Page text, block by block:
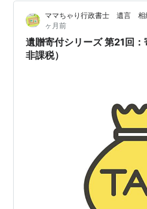
が重視される場面も少なくあり
な観点からは、あまりに少額の
負担とのバランスを考慮する必
す。そのため、無理のない範
ママちゃり行政書士 遺言 相
ヶ月前
遺贈寄付シリーズ 第21回：
非課税）